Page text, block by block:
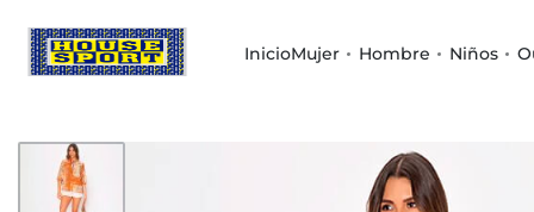
InicioMujer Hombre Niños